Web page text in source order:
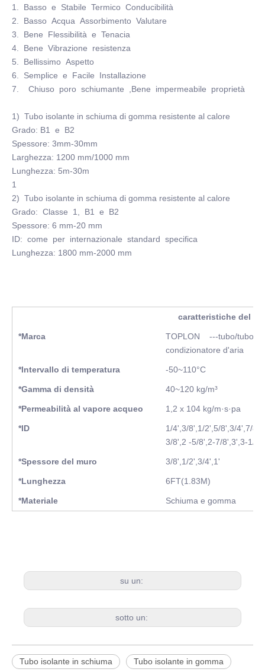
1. Basso e Stabile Termico Conducibilità
2. Basso Acqua Assorbimento Valutare
3. Bene Flessibilità e Tenacia
4. Bene Vibrazione resistenza
5. Bellissimo Aspetto
6. Semplice e Facile Installazione
7. Chiuso poro schiumante ,Bene impermeabile proprietà
1) Tubo isolante in schiuma di gomma resistente al calore
Grado: B1 e B2
Spessore: 3mm-30mm
Larghezza: 1200 mm/1000 mm
Lunghezza: 5m-30m
1
2) Tubo isolante in schiuma di gomma resistente al calore
Grado: Classe 1, B1 e B2
Spessore: 6 mm-20 mm
ID: come per internazionale standard specifica
Lunghezza: 1800 mm-2000 mm
caratteristiche del
*Marca
TOPLON ---tubo/tubo
condizionatore d'aria
*Intervallo di temperatura -50~110°C
*Gamma di densità 40~120 kg/m³
*Permeabilità al vapore acqueo 1,2 x 104 kg/m·s·pa
*ID
1/4',3/8',1/2',5/8',3/4',7/
3/8',2 -5/8',2-7/8',3',3-1/
*Spessore del muro 3/8',1/2',3/4',1'
*Lunghezza 6FT(1.83M)
*Materiale Schiuma e gomma
su un:
sotto un:
Tubo isolante in schiuma Tubo isolante in gomma